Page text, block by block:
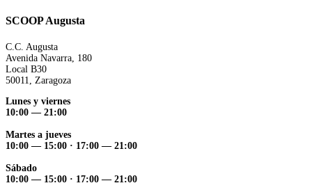
SCOOP Augusta
C.C. Augusta
Avenida Navarra, 180
Local B30
50011, Zaragoza
Lunes y viernes
10:00 — 21:00
Martes a jueves
10:00 — 15:00 · 17:00 — 21:00
Sábado
10:00 — 15:00 · 17:00 — 21:00